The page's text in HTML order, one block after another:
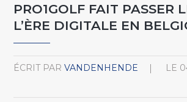
PRO1GOLF FAIT PASSER
L’ÈRE DIGITALE EN
ÉCRIT PAR VANDENHENDE LE